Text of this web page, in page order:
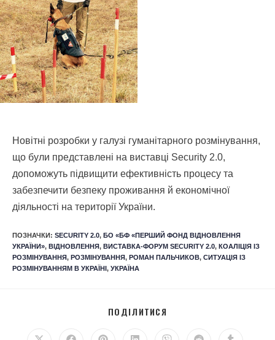
Новітні розробки у галузі гуманітарного розмінування,
що були представлені на виставці Security 2.0,
допоможуть підвищити ефективність процесу та
забезпечити безпеку проживання й економічної
діяльності на території України.
ПОЗНАЧКИ: SECURITY 2.0, БО «БФ «ПЕРШИЙ ФОНД ВІДНОВЛЕННЯ
УКРАЇНИ», ВІДНОВЛЕННЯ, ВИСТАВКА-ФОРУМ SECURITY 2.0, КОАЛІЦІЯ ІЗ
РОЗМІНУВАННЯ, РОЗМІНУВАННЯ, РОМАН ПАЛЬЧИКОВ, СИТУАЦІЯ ІЗ
РОЗМІНУВАННЯМ В УКРАЇНІ, УКРАЇНА
ПОДІЛИТИСЯ